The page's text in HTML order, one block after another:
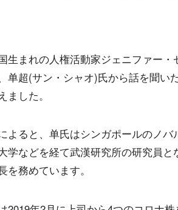
生まれの人権活動家ジェニファー・
单超(サン・シャオ)氏から話を聞い
した。
よると、单氏はシンガポールのノバ
学などを経て武漢研究所の研究員と
務めています。